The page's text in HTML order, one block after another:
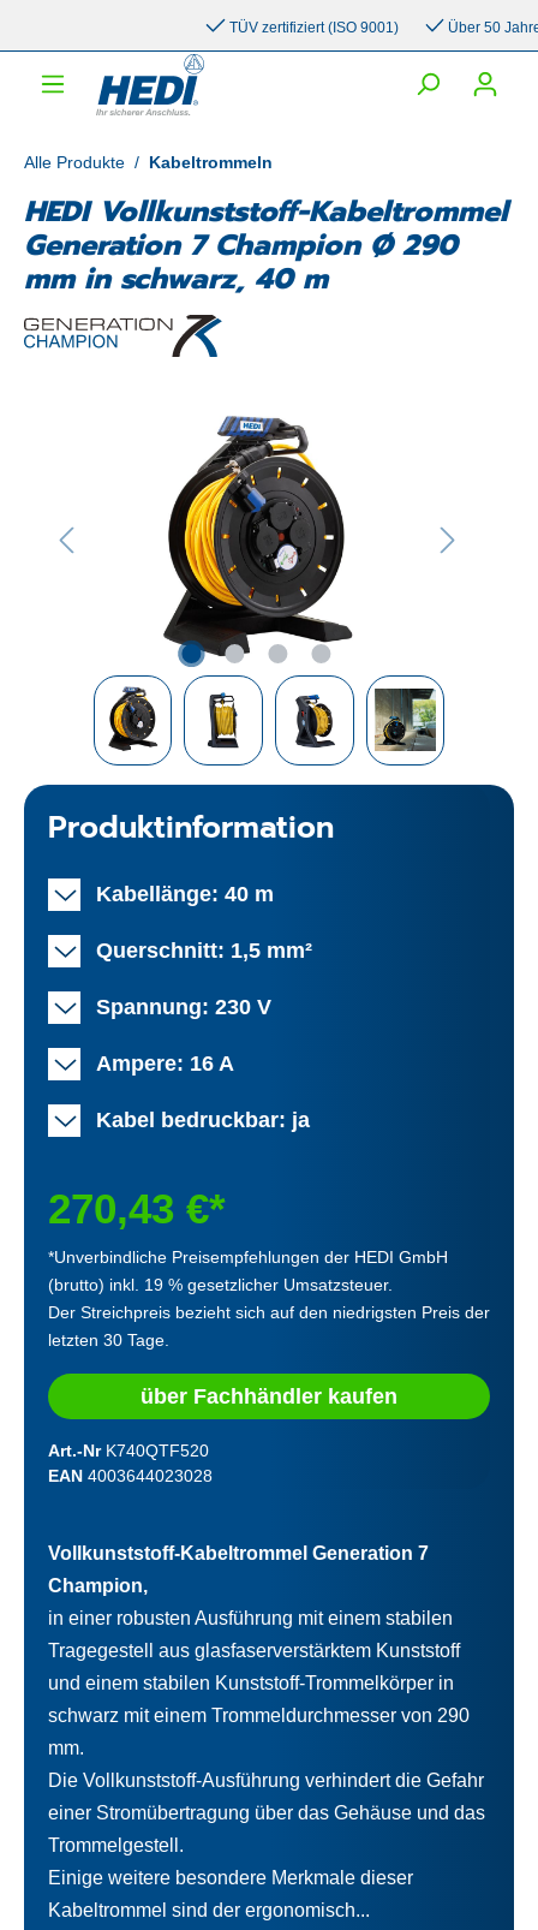
TÜV zertifiziert (ISO 9001) Über 50 Jahre
Alle Produkte / Kabeltrommeln
HEDI Vollkunststoff-Kabeltrommel
Generation 7 Champion Ø 290
mm in schwarz, 40 m
Produktinformation
Kabellänge: 40 m
Querschnitt: 1,5 mm²
Spannung: 230 V
Ampere: 16 A
Kabel bedruckbar: ja
270,43 €*
*Unverbindliche Preisempfehlungen der HEDI GmbH
(brutto) inkl. 19 % gesetzlicher Umsatzsteuer.
Der Streichpreis bezieht sich auf den niedrigsten Preis der
letzten 30 Tage.
über Fachhändler kaufen
Art.-Nr K740QTF520
EAN 4003644023028
Vollkunststoff-Kabeltrommel Generation 7
Champion,
in einer robusten Ausführung mit einem stabilen
Tragegestell aus glasfaserverstärktem Kunststoff
und einem stabilen Kunststoff-Trommelkörper in
schwarz mit einem Trommeldurchmesser von 290
mm.
Die Vollkunststoff-Ausführung verhindert die Gefahr
einer Stromübertragung über das Gehäuse und das
Trommelgestell.
Einige weitere besondere Merkmale dieser
Kabeltrommel sind der ergonomisch...